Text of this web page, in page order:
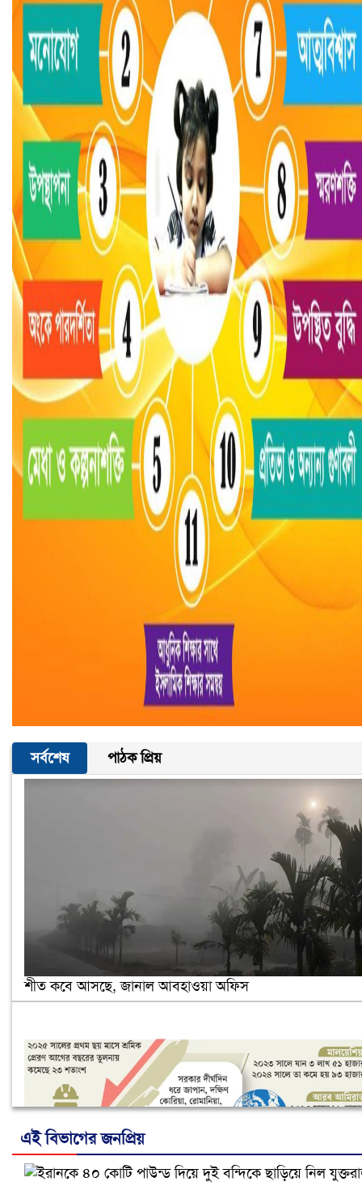
সর্বশেষ পাঠক প্রিয়
শীত কবে আসছে, জানাল আবহাওয়া অফিস
এই বিভাগের জনপ্রিয়